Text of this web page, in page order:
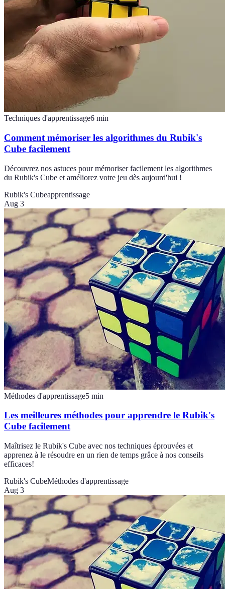
Techniques d'apprentissage6 min
Comment mémoriser les algorithmes du Rubik's
Cube facilement
Découvrez nos astuces pour mémoriser facilement les algorithmes
du Rubik's Cube et améliorez votre jeu dès aujourd'hui !
Rubik's Cubeapprentissage
Aug 3
Méthodes d'apprentissage5 min
Les meilleures méthodes pour apprendre le Rubik's
Cube facilement
Maîtrisez le Rubik's Cube avec nos techniques éprouvées et
apprenez à le résoudre en un rien de temps grâce à nos conseils
efficaces!
Rubik's CubeMéthodes d'apprentissage
Aug 3